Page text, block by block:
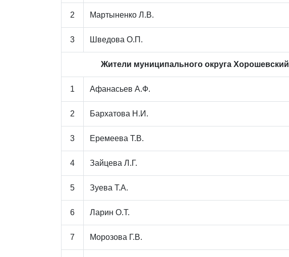
2 Мартыненко Л.В.
3 Шведова О.П.
Жители муниципального округа Хорошевский
1 Афанасьев А.Ф.
2 Бархатова Н.И.
3 Еремеева Т.В.
4 Зайцева Л.Г.
5 Зуева Т.А.
6 Ларин О.Т.
7 Морозова Г.В.